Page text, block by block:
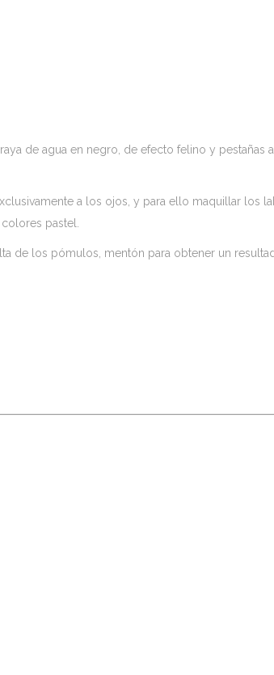
de agua en negro, de efecto felino y pestañas al
a los ojos, y para ello maquillar los
pastel.
de los pómulos, mentón para obtener un